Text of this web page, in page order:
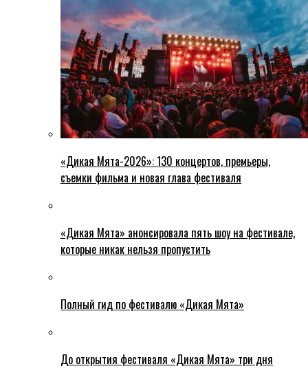
«Дикая Мята-2026»: 130 концертов, премьеры,
съемки фильма и новая глава фестиваля
«Дикая Мята» анонсировала пять шоу на фестивале,
которые никак нельзя пропустить
Полный гид по фестивалю «Дикая Мята»
До открытия фестиваля «Дикая Мята» три дня